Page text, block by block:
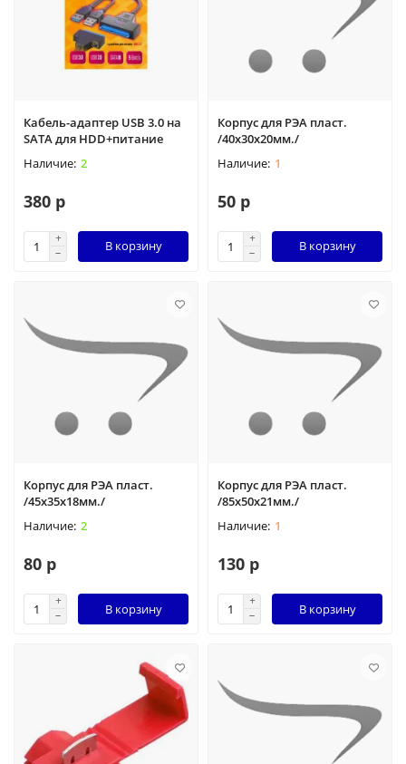
Кабель-адаптер USB 3.0 на
SATA для HDD+питание
2
380 р
В корзину
Корпус для РЭА пласт.
/40х30х20мм./
1
50 р
В корзину
Корпус для РЭА пласт.
/45х35х18мм./
2
80 р
В корзину
Корпус для РЭА пласт.
/85х50х21мм./
1
130 р
В корзину